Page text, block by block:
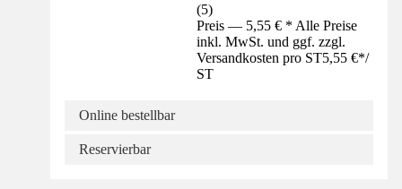
(5)
Preis — 5,55 € * Alle Preise
inkl. MwSt. und ggf. zzgl.
Versandkosten pro ST5,55 €*/
ST
Online bestellbar
Reservierbar